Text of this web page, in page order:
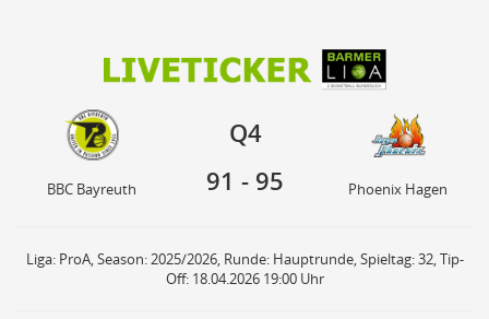
BBC Bayreuth Phoenix Hagen
Q4
91 - 95
BBC Bayreuth Phoenix Hagen
Liga: ProA, Season: 2025/2026, Runde: Hauptrunde, Spieltag: 32, Tip-
Off: 18.04.2026 19:00 Uhr